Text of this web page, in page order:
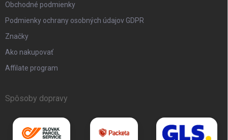
Obchodné podmienky
Podmienky ochrany osobných údajov GDPR
Značky
Ako nakupovať
Affilate program
Spôsoby dopravy